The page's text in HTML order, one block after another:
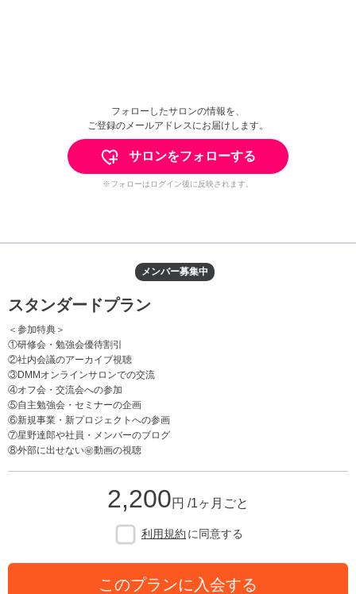
フォローしたサロンの情報を、
ご登録のメールアドレスにお届けします。
サロンをフォローする
※フォローはログイン後に反映されます。
メンバー募集中
スタンダードプラン
＜参加特典＞
①研修会・勉強会優待割引
②社内会議のアーカイブ視聴
③DMMオンラインサロンでの交流
④オフ会・交流会への参加
⑤自主勉強会・セミナーの企画
⑥新規事業・新プロジェクトへの参画
⑦星野達郎や社員・メンバーのブログ
⑧外部に出せない㊙動画の視聴
2,200円 /1ヶ月ごと
利用規約 に同意する
このプランに入会する